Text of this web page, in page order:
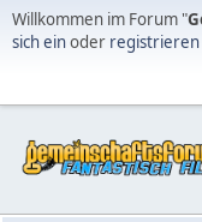
Willkommen im Forum "
sich einoder registrieren